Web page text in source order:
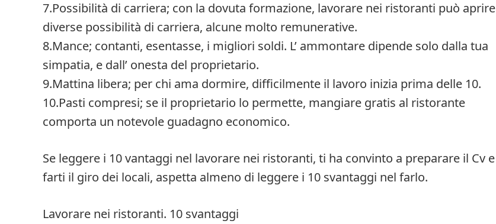
7.Possibilità di carriera; con la dovuta formazione, lavorare nei ristoranti può aprire
diverse possibilità di carriera, alcune molto remunerative.
8.Mance; contanti, esentasse, i migliori soldi. L’ ammontare dipende solo dalla tua
simpatia, e dall’ onesta del proprietario.
9.Mattina libera; per chi ama dormire, difficilmente il lavoro inizia prima delle 10.
10.Pasti compresi; se il proprietario lo permette, mangiare gratis al ristorante
comporta un notevole guadagno economico.
Se leggere i 10 vantaggi nel lavorare nei ristoranti, ti ha convinto a preparare il Cv e
farti il giro dei locali, aspetta almeno di leggere i 10 svantaggi nel farlo.
Lavorare nei ristoranti. 10 svantaggi